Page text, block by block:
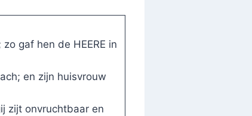
gaf hen de HEERE in
en zijn huisvrouw
zijt onvruchtbaar en